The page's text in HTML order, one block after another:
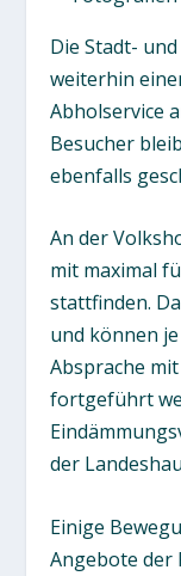
Die Stadt-
weiterhin
Abholservice
Besucher
ebenfalls
An der
mit maximal
stattfinden.
und können
Absprache
fortgeführt
der
Einige
Angebote der